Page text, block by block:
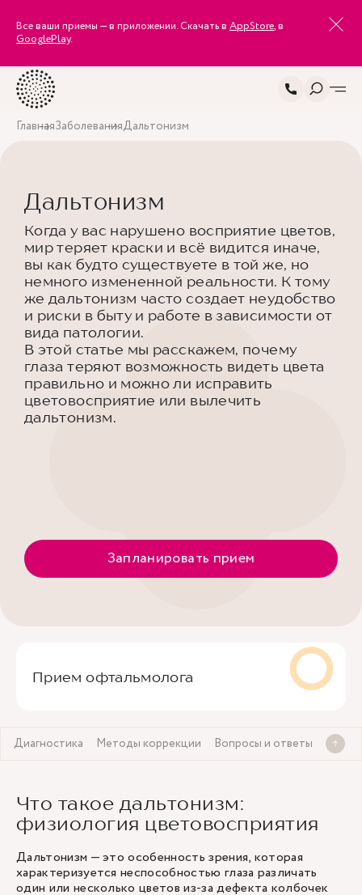
Все ваши приемы — в приложении. Скачать в AppStore, в
GooglePlay.
ГлавнаяЗаболеванияДальтонизм
Дальтонизм
Когда у вас нарушено восприятие цветов,
мир теряет краски и всё видится иначе,
вы как будто существуете в той же, но
немного измененной реальности. К тому
же дальтонизм часто создает неудобство
и риски в быту и работе в зависимости от
вида патологии.
В этой статье мы расскажем, почему
глаза теряют возможность видеть цвета
правильно и можно ли исправить
цветовосприятие или вылечить
дальтонизм.
Запланировать прием
Прием офтальмолога
Диагностика Методы коррекции Вопросы и ответы
Что такое дальтонизм:
физиология цветовосприятия
Дальтонизм — это особенность зрения, которая
характеризуется неспособностью глаза различать
один или несколько цветов из-за дефекта колбочек